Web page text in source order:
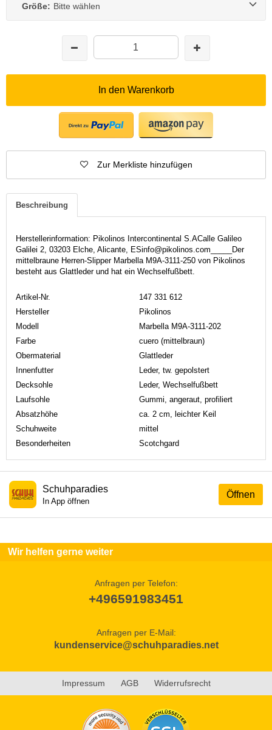
Größe: Bitte wählen
In den Warenkorb
Zur Merkliste hinzufügen
Beschreibung
Herstellerinformation: Pikolinos Intercontinental S.ACalle Galileo
Galilei 2, 03203 Elche, Alicante, ESinfo@pikolinos.com_____Der
mittelbraune Herren-Slipper Marbella M9A-3111-250 von Pikolinos
besteht aus Glattleder und hat ein Wechselfußbett.
Artikel-Nr.
147 331 612
Hersteller
Pikolinos
Modell
Marbella M9A-3111-202
Farbe
cuero (mittelbraun)
Obermaterial
Glattleder
Innenfutter
Leder, tw. gepolstert
Decksohle
Leder, Wechselfußbett
Laufsohle
Gummi, angeraut, profiliert
Absatzhöhe
ca. 2 cm, leichter Keil
Schuhweite
mittel
Besonderheiten
Scotchgard
Öffnen
Schuhparadies
In App öffnen
Wir helfen gerne weiter
Anfragen per Telefon:
+496591983451
Anfragen per E-Mail:
kundenservice@schuhparadies.net
Impressum AGB Widerrufsrecht